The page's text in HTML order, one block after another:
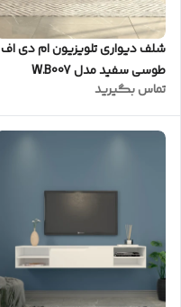
شلف دیواری تلویزیون ام دی اف
طوسی سفید مدل W.B007
تماس بگیرید